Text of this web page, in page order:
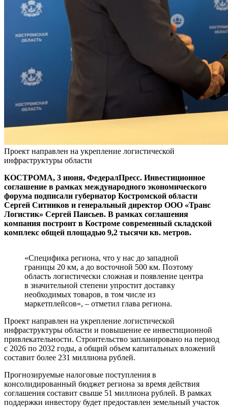
Проект направлен на укрепление логистической
инфраструктуры области
КОСТРОМА, 3 июня, ФедералПресс. Инвестиционное
соглашение в рамках международного экономического
форума подписали губернатор Костромской области
Сергей Ситников и генеральный директор ООО «Транс
Логистик» Сергей Паисьев. В рамках соглашения
компания построит в Костроме современный складской
комплекс общей площадью 9,2 тысячи кв. метров.
«Специфика региона, что у нас до западной
границы 20 км, а до восточной 500 км. Поэтому
область логистически сложная и появление центра
в значительной степени упростит доставку
необходимых товаров, в том числе из
маркетплейсов», – отметил глава региона.
Проект направлен на укрепление логистической
инфраструктуры области и повышение ее инвестиционной
привлекательности. Строительство запланировано на период
с 2026 по 2032 годы, а общий объем капитальных вложений
составит более 231 миллиона рублей.
Прогнозируемые налоговые поступления в
консолидированный бюджет региона за время действия
соглашения составит свыше 51 миллиона рублей. В рамках
поддержки инвестору будет предоставлен земельный участок